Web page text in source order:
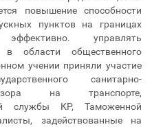
повышение способности
пунктов на границах
управлять
области общественного
учении приняли участие
санитарно-
на транспорте,
службы КР, Таможенной
задействованные на